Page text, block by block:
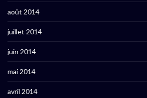
août 2014
juillet 2014
juin 2014
mai 2014
avril 2014